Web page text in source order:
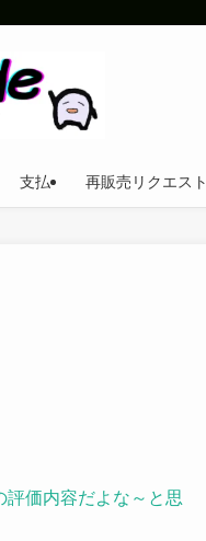
支払 再販売リクエスト
価内容だよな～と思